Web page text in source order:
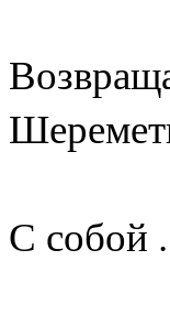
С собой